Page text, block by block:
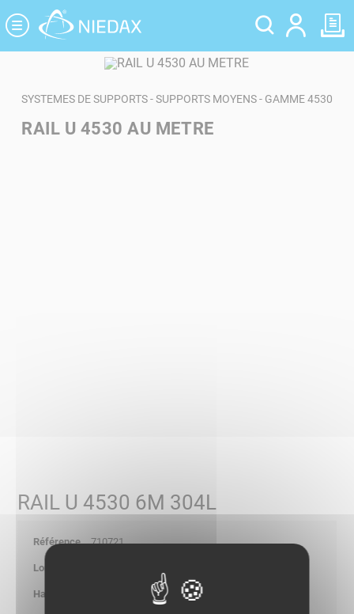
SYSTEMES DE SUPPORTS - SUPPORTS MOYENS - GAMME 4530
RAIL U 4530 AU METRE
RAIL U 4530 6M 304L
710721
Panneau de gestion des cookies